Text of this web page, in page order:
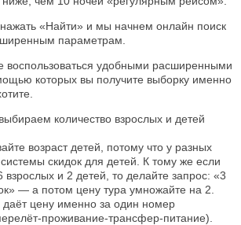
«Найти» и мы начнем онлайн поиск
параметрам.
воспользоваться удобными расширенными
которых вы получите выборку именно
количество взрослых и детей
возраст детей, потому что у разных
скидок для детей. К тому же если
взрослых и 2 детей, то делайте запрос: «3
— а потом цену тура умножайте на 2.
даёт цену именно за один номер
проживание-трансфер-питание).